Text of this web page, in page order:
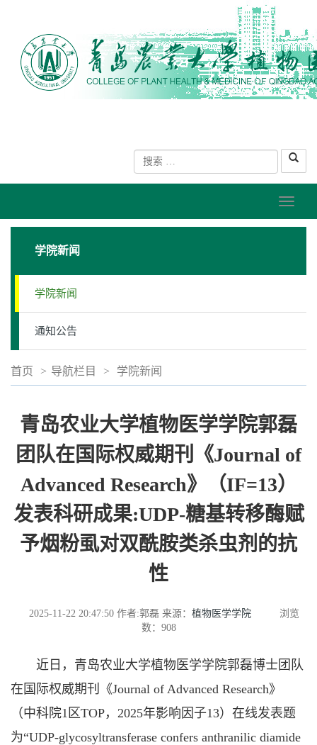
学院新闻
学院新闻
通知公告
首页 > 导航栏目 > 学院新闻
青岛农业大学植物医学学院郭磊
团队在国际权威期刊《Journal of
Advanced Research》（IF=13）
发表科研成果:UDP-糖基转移酶赋
予烟粉虱对双酰胺类杀虫剂的抗
性
2025-11-22 20:47:50 作者:郭磊 来源： 植物医学学院
浏览
数： 908
近日，青岛农业大学植物医学学院郭磊博士团队
在国际权威期刊《Journal of Advanced Research》
（中科院1区TOP，2025年影响因子13）在线发表题
为“UDP-glycosyltransferase confers anthranilic diamide